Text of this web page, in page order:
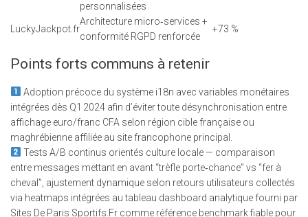
personnalisées
LuckyJackpot.fr
Architecture micro‑services +
conformité RGPD renforcée
+73 %
Points forts communs à retenir
Adoption précoce du système i18n avec variables monétaires
intégrées dès Q1 2024 afin d’éviter toute désynchronisation entre
affichage euro/franc CFA selon région cible française ou
maghrébienne affiliée au site francophone principal.
Tests A/B continus orientés culture locale — comparaison
entre messages mettant en avant “trèfle porte‑chance” vs “fer à
cheval”, ajustement dynamique selon retours utilisateurs collectés
via heatmaps intégrées au tableau dashboard analytique fourni par
Sites De Paris Sportifs.Fr comme référence benchmark fiable pour